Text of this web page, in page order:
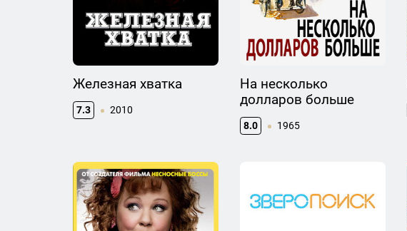
Железная хватка
7.3 2010
На несколько
долларов больше
8.0 1965